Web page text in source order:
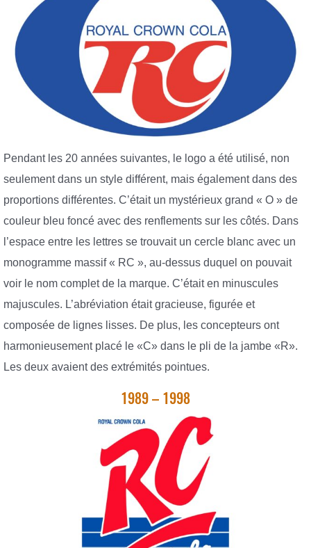
Pendant les 20 années suivantes, le logo a été utilisé, non
seulement dans un style différent, mais également dans des
proportions différentes. C’était un mystérieux grand « O » de
couleur bleu foncé avec des renflements sur les côtés. Dans
l’espace entre les lettres se trouvait un cercle blanc avec un
monogramme massif « RC », au-dessus duquel on pouvait
voir le nom complet de la marque. C’était en minuscules
majuscules. L’abréviation était gracieuse, figurée et
composée de lignes lisses. De plus, les concepteurs ont
harmonieusement placé le «C» dans le pli de la jambe «R».
Les deux avaient des extrémités pointues.
1989 – 1998